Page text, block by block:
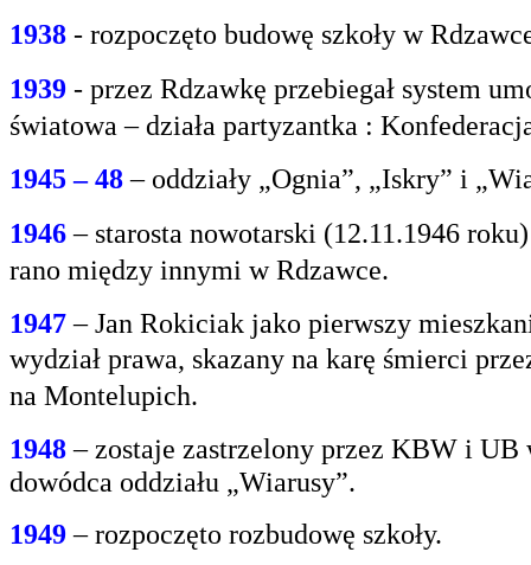
1938 - rozpoczęto budowę szkoły w
1939 - przez Rdzawkę przebiegał system
światowa – działa partyzantka :
1945 – 48– oddziały „Ognia”, „Iskry” i
1946– starosta nowotarski (12.11.1946
rano między innymi w Rdzawce.
1947 – Jan Rokiciak jako pierwszy
wydział prawa, skazany na karę śmierci
na Montelupich.
1948– zostaje zastrzelony przez KBW i
dowódca oddziału „Wiarusy”.
1949 – rozpoczęto rozbudowę szkoły.